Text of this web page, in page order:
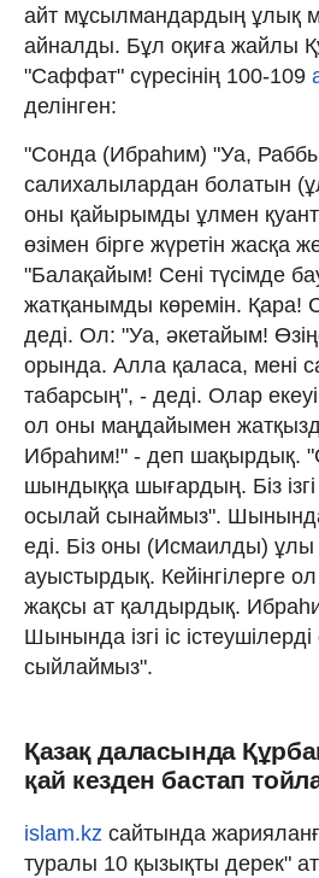
айт мұсылмандардың ұлық
айналды. Бұл оқиға жайлы
"Саффат" сүресінің 100-109
делінген:
"Сонда (Ибраһим) "Уа,
салихалылардан болатын
оны қайырымды ұлмен
өзімен бірге жүретін жасқа
"Балақайым! Сені түсімде
жатқанымды көремін. Қара!
деді. Ол: "Уа, әкетайым!
орында. Алла қаласа, мені
табарсың", - деді. Олар
ол оны маңдайымен
Ибраһим!" - деп шақырдық.
шындыққа шығардың. Біз ізгі
осылай сынаймыз".
еді. Біз оны (Исмаилды) ұлы
ауыстырдық. Кейінгілерге
жақсы ат қалдырдық.
Шынында ізгі іс
сыйлаймыз".
Қазақ даласында
қай кезден бастап
islam.kz сайтында
туралы 10 қызықты дерек"